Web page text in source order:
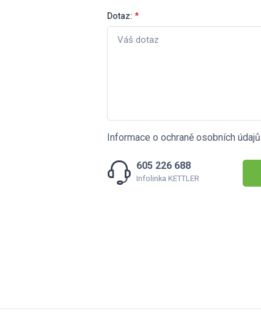
Dotaz: *
Informace o ochraně osobních údajů
605 226 688
Infolinka KETTLER